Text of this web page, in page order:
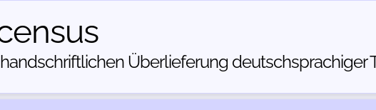
Über­lieferung deutschsprachiger